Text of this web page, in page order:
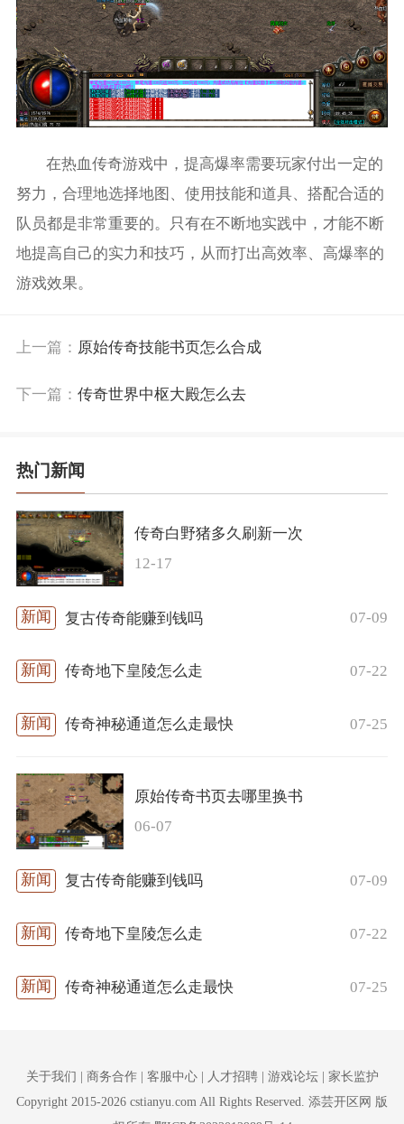
在热血传奇游戏中，提高爆率需要玩家付出一定的
努力，合理地选择地图、使用技能和道具、搭配合适的
队员都是非常重要的。只有在不断地实践中，才能不断
地提高自己的实力和技巧，从而打出高效率、高爆率的
游戏效果。
上一篇： 原始传奇技能书页怎么合成
下一篇： 传奇世界中枢大殿怎么去
热门新闻
传奇白野猪多久刷新一次
12-17
复古传奇能赚到钱吗 07-09
传奇地下皇陵怎么走 07-22
传奇神秘通道怎么走最快 07-25
原始传奇书页去哪里换书
06-07
复古传奇能赚到钱吗 07-09
传奇地下皇陵怎么走 07-22
传奇神秘通道怎么走最快 07-25
关于我们 | 商务合作 | 客服中心 | 人才招聘 | 游戏论坛 | 家长监护
Copyright 2015-2026 cstianyu.com All Rights Reserved. 添芸开区网 版